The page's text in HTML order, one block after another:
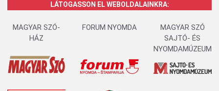
LÁTOGASSON EL WEBOLDALAINKRA:
MAGYAR SZÓ-
HÁZ
FORUM NYOMDA
MAGYAR SZÓ
SAJTÓ- ÉS
NYOMDAMÚZEUM